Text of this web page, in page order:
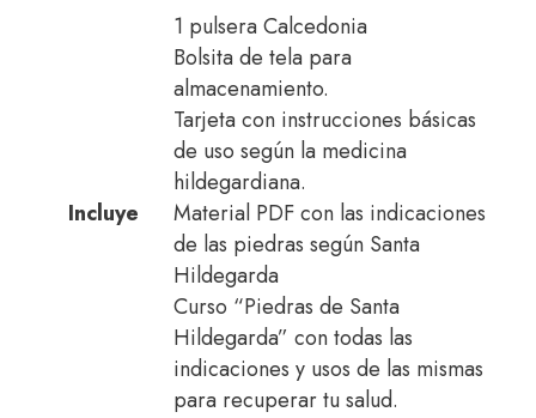
Incluye
1 pulsera Calcedonia
Bolsita de tela para
almacenamiento.
Tarjeta con instrucciones básicas
de uso según la medicina
hildegardiana.
Material PDF con las indicaciones
de las piedras según Santa
Hildegarda
Curso “Piedras de Santa
Hildegarda” con todas las
indicaciones y usos de las mismas
para recuperar tu salud.